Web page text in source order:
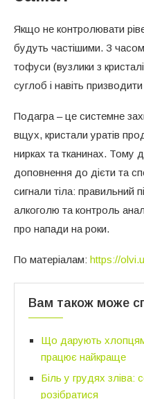
Якщо не контролювати
будуть частішими. З
тофуси (вузлики з
суглоб і навіть
Подагра – це системне
вщух, кристали уратів
нирках та тканинах. Тому
доповнення до дієти та
сигнали тіла: правильний
алкоголю та контроль
про напади на роки.
По матеріалам: https://
Вам також може
Що дарують
працює найкраще
Біль у грудях зліва:
розібратися